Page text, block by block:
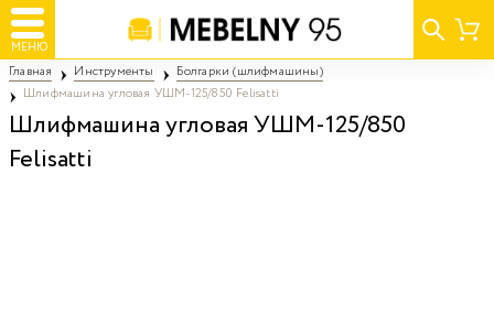
МЕНЮ
Главная Инструменты
Болгарки (шлифмашины)
Шлифмашина угловая УШМ-125/850 Felisatti
Шлифмашина угловая УШМ-125/850
Felisatti